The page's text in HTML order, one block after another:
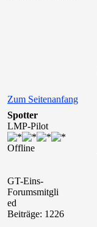
Zum Seitenanfang
Spotter
LMP-Pilot
Offline
GT-Eins-
Forumsmitgli
ed
Beiträge: 1226